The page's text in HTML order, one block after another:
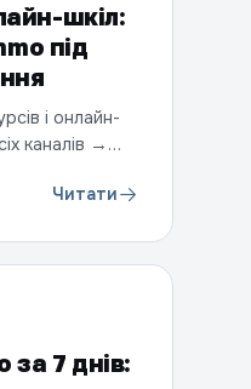
шкіл:
під
і онлайн-
каналів →
й
навчання.
Читати
за 7 днів: